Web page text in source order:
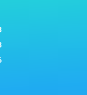
Bluetooth.